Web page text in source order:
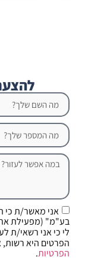
אני מאשר/ת כי
בע"מ" (מפעילת
לי כי אני רשאי/ת
הפרטים היא רשות,
הפרטיות.